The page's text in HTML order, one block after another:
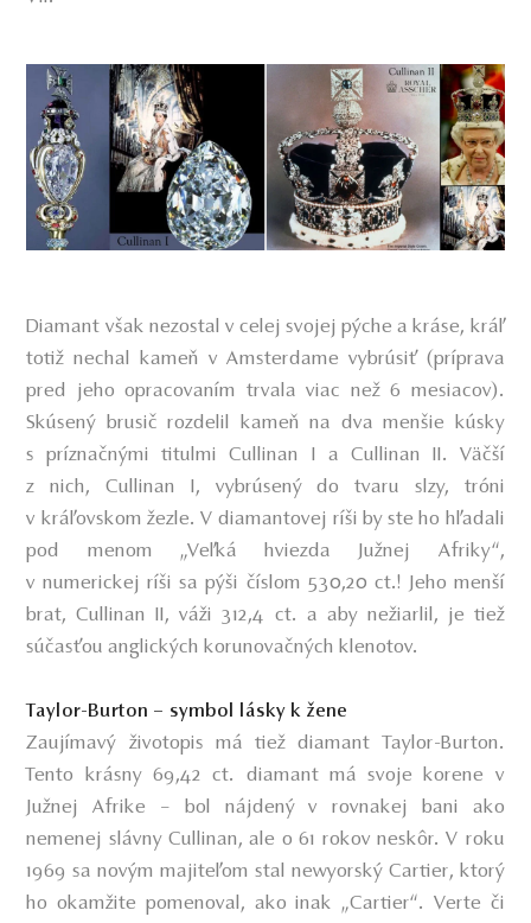
Diamant však nezostal v celej svojej pýche a kráse, kráľ
totiž nechal kameň v Amsterdame vybrúsiť (príprava
pred jeho opracovaním trvala viac než 6 mesiacov).
Skúsený brusič rozdelil kameň na dva menšie kúsky
s príznačnými titulmi Cullinan I a Cullinan II. Väčší
z nich, Cullinan I, vybrúsený do tvaru slzy, tróni
v kráľovskom žezle. V diamantovej ríši by ste ho hľadali
pod menom „Veľká hviezda Južnej Afriky“,
v numerickej ríši sa pýši číslom 530,20 ct.! Jeho menší
brat, Cullinan II, váži 312,4 ct. a aby nežiarlil, je tiež
súčasťou anglických korunovačných klenotov.
Taylor-Burton – symbol lásky k žene
Zaujímavý životopis má tiež diamant Taylor-Burton.
Tento krásny 69,42 ct. diamant má svoje korene v
Južnej Afrike – bol nájdený v rovnakej bani ako
nemenej slávny Cullinan, ale o 61 rokov neskôr. V roku
1969 sa novým majiteľom stal newyorský Cartier, ktorý
ho okamžite pomenoval, ako inak „Cartier“. Verte či